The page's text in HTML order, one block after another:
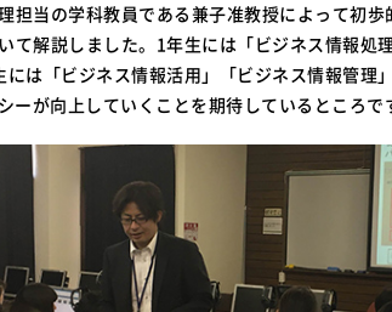
担当の学科教員である兼子准教授によって初
て解説しました。1年生には「ビジネス情報処
は「ビジネス情報活用」「ビジネス情報管理
ーが向上していくことを期待しているところで